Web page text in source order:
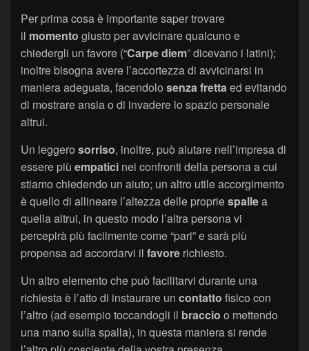
Per prima cosa è importante saper trovare
il momento giusto per avvicinare qualcuno e
chiedergli un favore (“Carpe diem” dicevano i latini);
inoltre bisogna avere l’accortezza di avvicinarsi in
maniera adeguata, facendolo senza frettaed evitando
di mostrare ansia o di invadere lo spazio personale
altrui.
Un leggero sorriso, inoltre, può aiutare nell’impresa di
essere più empatici nei confronti della persona a cui
stiamo chiedendo un aiuto; un altro utile accorgimento
è quello di allineare l’altezza delle propriespallea
quella altrui, in questo modo l’altra persona vi
percepirà più facilmente come “pari” e sarà più
propensa ad accordarvi il favore richiesto.
Un altro elemento che può facilitarvi durante una
richiesta è l’atto di instaurare un contatto fisico con
l’altro (ad esempio toccandogli il braccio o mettendo
una mano sulla spalla), in questa maniera si rende